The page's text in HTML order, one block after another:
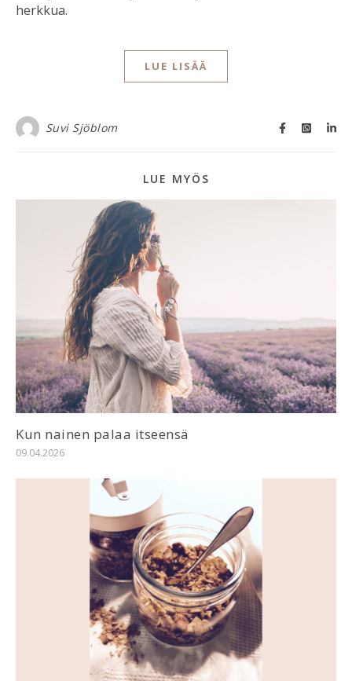
herkkua.
LUE LISÄÄ
Suvi Sjöblom
LUE MYÖS
Kun nainen palaa itseensä
09.04.2026